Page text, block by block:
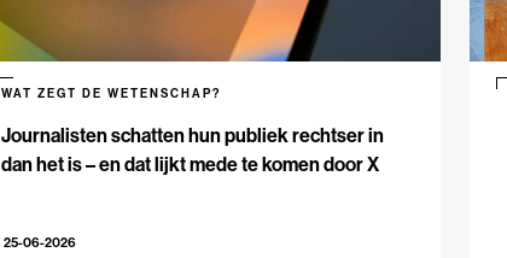
Journalisten schatten hun publiek rechtser in
dan het is – en dat lijkt mede te komen door X
WAT ZEGT DE WETENSCHAP?
25-06-2026